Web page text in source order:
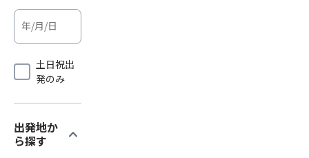
土日祝出
発のみ
出発地か
ら探す
expand_more